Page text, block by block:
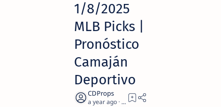
1/8/2025
MLB Picks |
Pronóstico
Camaján
Deportivo
a year ago 2